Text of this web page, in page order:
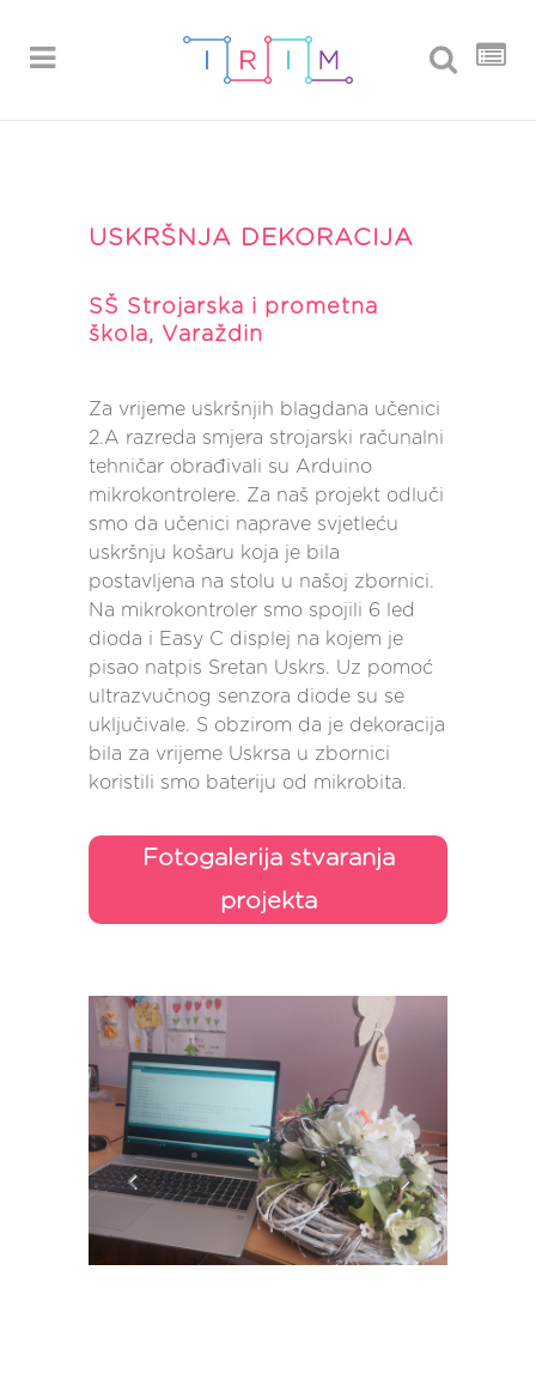
USKRŠNJA DEKORACIJA
SŠ Strojarska i prometna
škola, Varaždin
Za vrijeme uskršnjih blagdana učenici
2.A razreda smjera strojarski računalni
tehničar obrađivali su Arduino
mikrokontrolere. Za naš projekt odluči
smo da učenici naprave svjetleću
uskršnju košaru koja je bila
postavljena na stolu u našoj zbornici.
Na mikrokontroler smo spojili 6 led
dioda i Easy C displej na kojem je
pisao natpis Sretan Uskrs. Uz pomoć
ultrazvučnog senzora diode su se
uključivale. S obzirom da je dekoracija
bila za vrijeme Uskrsa u zbornici
koristili smo bateriju od mikrobita.
Fotogalerija stvaranja
projekta